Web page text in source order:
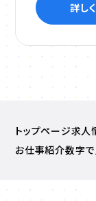
詳し
トップページ求人
お仕事紹介数字